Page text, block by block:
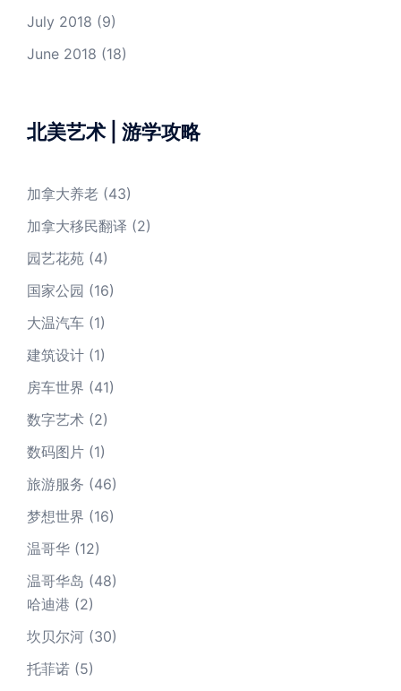
July 2018 (9)
June 2018 (18)
北美艺术 | 游学攻略
加拿大养老 (43)
加拿大移民翻译 (2)
园艺花苑 (4)
国家公园 (16)
大温汽车 (1)
建筑设计 (1)
房车世界 (41)
数字艺术 (2)
数码图片 (1)
旅游服务 (46)
梦想世界 (16)
温哥华 (12)
温哥华岛 (48)
哈迪港 (2)
坎贝尔河 (30)
托菲诺 (5)